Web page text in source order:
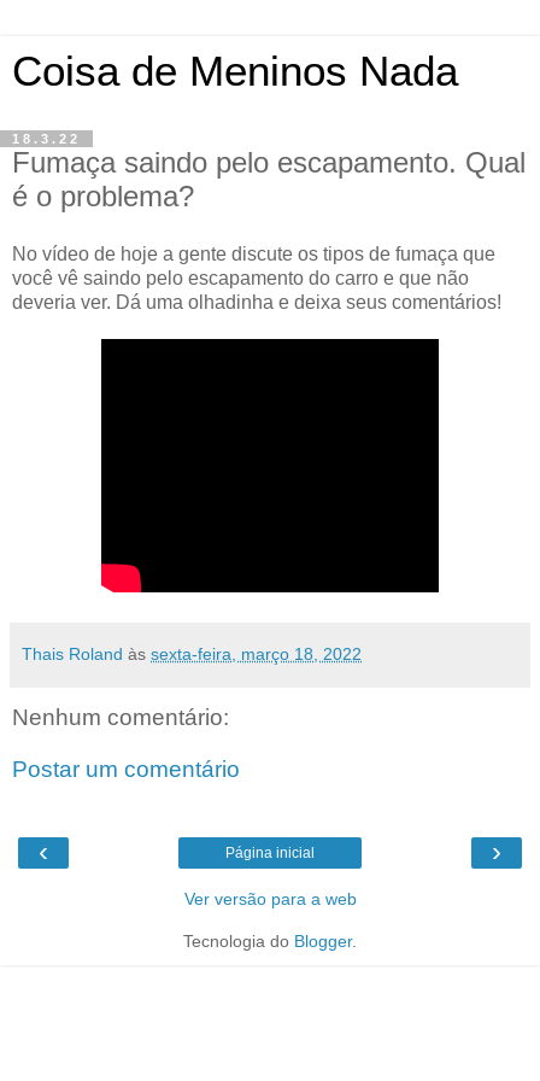
Coisa de Meninos Nada
18.3.22
Fumaça saindo pelo escapamento. Qual
é o problema?
No vídeo de hoje a gente discute os tipos de fumaça que
você vê saindo pelo escapamento do carro e que não
deveria ver. Dá uma olhadinha e deixa seus comentários!
Thais Roland às sexta-feira, março 18, 2022
Nenhum comentário:
Postar um comentário
‹ ›
Página inicial
Ver versão para a web
Tecnologia do Blogger.